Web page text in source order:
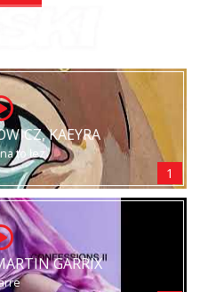
KAEYRA
to łez
1
GARRIX